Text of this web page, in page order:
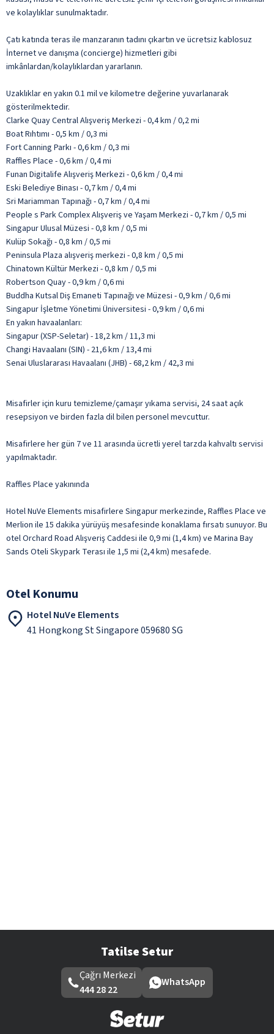
ve kolaylıklar sunulmaktadır.
Çatı katında teras ile manzaranın tadını çıkartın ve ücretsiz kablosuz
İnternet ve danışma (concierge) hizmetleri gibi
imkânlardan/kolaylıklardan yararlanın.
Uzaklıklar en yakın 0.1 mil ve kilometre değerine yuvarlanarak
gösterilmektedir.
Clarke Quay Central Alışveriş Merkezi - 0,4 km / 0,2 mi
Boat Rıhtımı - 0,5 km / 0,3 mi
Fort Canning Parkı - 0,6 km / 0,3 mi
Raffles Place - 0,6 km / 0,4 mi
Funan Digitalife Alışveriş Merkezi - 0,6 km / 0,4 mi
Eski Belediye Binası - 0,7 km / 0,4 mi
Sri Mariamman Tapınağı - 0,7 km / 0,4 mi
People s Park Complex Alışveriş ve Yaşam Merkezi - 0,7 km / 0,5 mi
Singapur Ulusal Müzesi - 0,8 km / 0,5 mi
Kulüp Sokağı - 0,8 km / 0,5 mi
Peninsula Plaza alışveriş merkezi - 0,8 km / 0,5 mi
Chinatown Kültür Merkezi - 0,8 km / 0,5 mi
Robertson Quay - 0,9 km / 0,6 mi
Buddha Kutsal Diş Emaneti Tapınağı ve Müzesi - 0,9 km / 0,6 mi
Singapur İşletme Yönetimi Üniversitesi - 0,9 km / 0,6 mi
En yakın havaalanları:
Singapur (XSP-Seletar) - 18,2 km / 11,3 mi
Changi Havaalanı (SIN) - 21,6 km / 13,4 mi
Senai Uluslararası Havaalanı (JHB) - 68,2 km / 42,3 mi
Misafirler için kuru temizleme/çamaşır yıkama servisi, 24 saat açık
resepsiyon ve birden fazla dil bilen personel mevcuttur.
Misafirlere her gün 7 ve 11 arasında ücretli yerel tarzda kahvaltı servisi
yapılmaktadır.
Raffles Place yakınında
Hotel NuVe Elements misafirlere Singapur merkezinde, Raffles Place ve
Merlion ile 15 dakika yürüyüş mesafesinde konaklama fırsatı sunuyor. Bu
otel Orchard Road Alışveriş Caddesi ile 0,9 mi (1,4 km) ve Marina Bay
Sands Oteli Skypark Terası ile 1,5 mi (2,4 km) mesafede.
Otel Konumu
Hotel NuVe Elements
41 Hongkong St Singapore 059680 SG
Tatilse Setur
Çağrı Merkezi
444 28 22
WhatsApp